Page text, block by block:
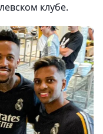
клубе.